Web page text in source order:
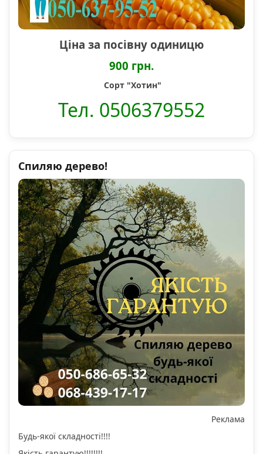
Ціна за посівну одиницю
900 грн.
Сорт "Хотин"
Тел. 0506379552
Спиляю дерево!
Реклама
Будь-якої складності!!!!